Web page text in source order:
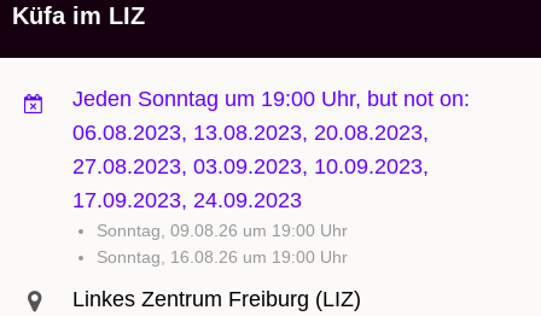
Küfa im LIZ
Jeden Sonntag um 19:00 Uhr, but not on:
06.08.2023, 13.08.2023, 20.08.2023,
27.08.2023, 03.09.2023, 10.09.2023,
17.09.2023, 24.09.2023
Sonntag, 09.08.26 um 19:00 Uhr
Sonntag, 16.08.26 um 19:00 Uhr
Linkes Zentrum Freiburg (LIZ)